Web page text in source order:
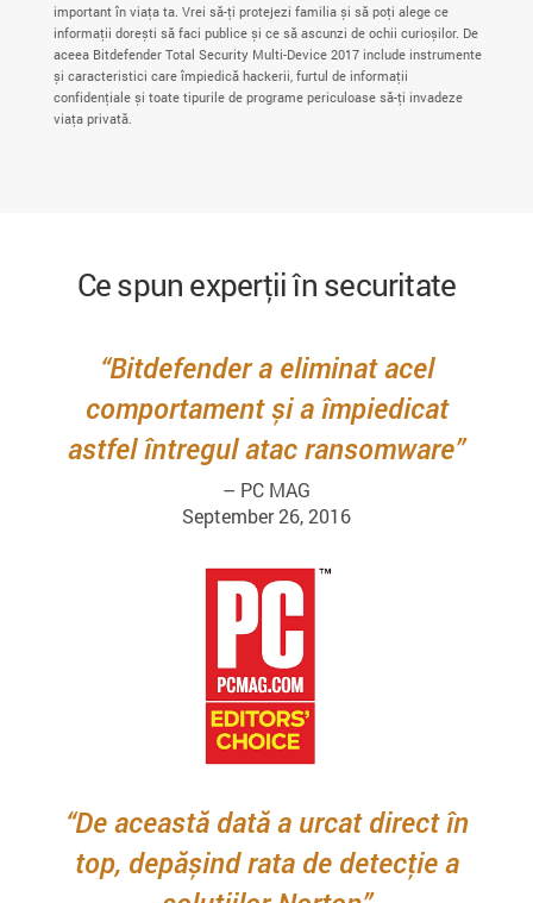
important în viața ta. Vrei să-ți protejezi familia și să poți alege ce
informații dorești să faci publice și ce să ascunzi de ochii curioșilor. De
aceea Bitdefender Total Security Multi-Device 2017 include instrumente
și caracteristici care împiedică hackerii, furtul de informații
confidențiale și toate tipurile de programe periculoase să-ți invadeze
viața privată.
Ce spun experții în securitate
Bitdefender a eliminat acel
comportament și a împiedicat
astfel întregul atac ransomware
– PC MAG
September 26, 2016
De această dată a urcat direct în
top, depășind rata de detecție a